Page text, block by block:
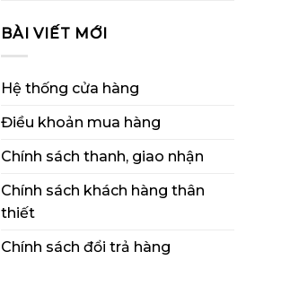
BÀI VIẾT MỚI
Hệ thống cửa hàng
Điều khoản mua hàng
Chính sách thanh, giao nhận
Chính sách khách hàng thân
thiết
Chính sách đổi trả hàng